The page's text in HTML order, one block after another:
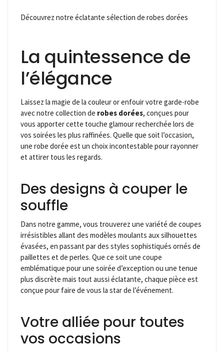
Découvrez notre éclatante sélection de robes dorées
La quintessence de
l’élégance
Laissez la magie de la couleur or enfouir votre garde-robe
avec notre collection de robes dorées, conçues pour
vous apporter cette touche glamour recherchée lors de
vos soirées les plus raffinées. Quelle que soit l’occasion,
une robe dorée est un choix incontestable pour rayonner
et attirer tous les regards.
Des designs à couper le
souffle
Dans notre gamme, vous trouverez une variété de coupes
irrésistibles allant des modèles moulants aux silhouettes
évasées, en passant par des styles sophistiqués ornés de
paillettes et de perles. Que ce soit une coupe
emblématique pour une soirée d’exception ou une tenue
plus discrète mais tout aussi éclatante, chaque pièce est
conçue pour faire de vous la star de l’événement.
Votre alliée pour toutes
vos occasions